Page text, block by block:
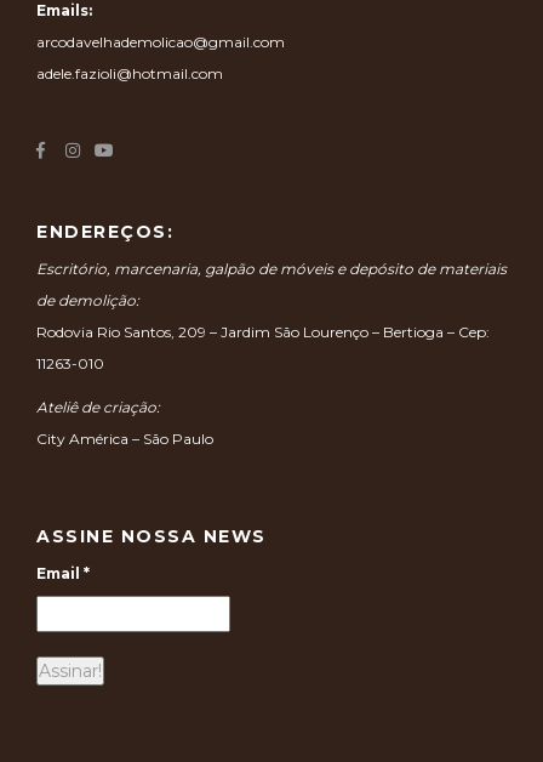
Emails:
arcodavelhademolicao@gmail.com
adele.fazioli@hotmail.com
ENDEREÇOS:
Escritório, marcenaria, galpão de móveis e depósito de materiais
de demolição:
Rodovia Rio Santos, 209 – Jardim São Lourenço – Bertioga – Cep:
11263-010
Ateliê de criação:
City América – São Paulo
ASSINE NOSSA NEWS
Email *